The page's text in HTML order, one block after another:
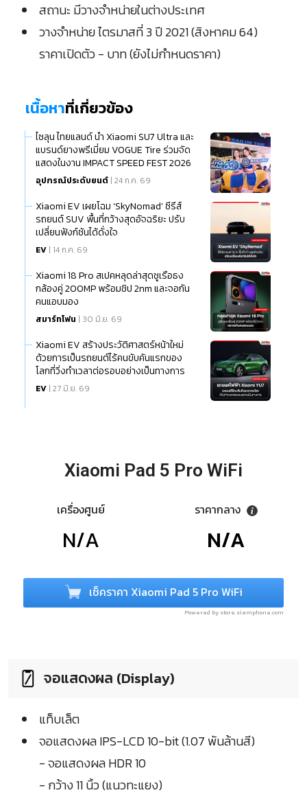
สถานะ มีวางจำหน่ายในต่างประเทศ
วางจำหน่าย ไตรมาสที่ 3 ปี 2021 (สิงหาคม 64)
ราคาเปิดตัว - บาท (ยังไม่กำหนดราคา)
เนื้อหาที่เกี่ยวข้อง
ไซลุน ไทยแลนด์ นำ Xiaomi SU7 Ultra และ
แบรนด์ยางพรีเมี่ยม VOGUE Tire ร่วมจัด
แสดงในงาน IMPACT SPEED FEST 2026
อุปกรณ์ประดับยนต์ | 24 ก.ค. 69
Xiaomi EV เผยโฉม ‘SkyNomad’ ซีรีส์
รถยนต์ SUV พื้นที่กว้างสุดอัจฉริยะ ปรับ
เปลี่ยนฟังก์ชันได้ดั่งใจ
EV | 14 ก.ค. 69
Xiaomi 18 Pro สเปคหลุดล่าสุดชูเรือธง
กล้องคู่ 200MP พร้อมชิป 2nm และจอกัน
คนแอบมอง
สมาร์ทโฟน | 30 มิ.ย. 69
Xiaomi EV สร้างประวัติศาสตร์หน้าใหม่
ด้วยการเป็นรถยนต์ไร้คนขับคันแรกของ
โลกที่วิ่งทำเวลาต่อรอบอย่างเป็นทางการ
EV | 27 มิ.ย. 69
Xiaomi Pad 5 Pro WiFi
เครื่องศูนย์
N/A
ราคากลาง
N/A
เช็คราคา Xiaomi Pad 5 Pro WiFi
Powered by store.siamphone.com
จอแสดงผล (Display)
แท็บเล็ต
จอแสดงผล IPS-LCD 10-bit (1.07 พันล้านสี)
- จอแสดงผล HDR 10
- กว้าง 11 นิ้ว (แนวทะแยง)